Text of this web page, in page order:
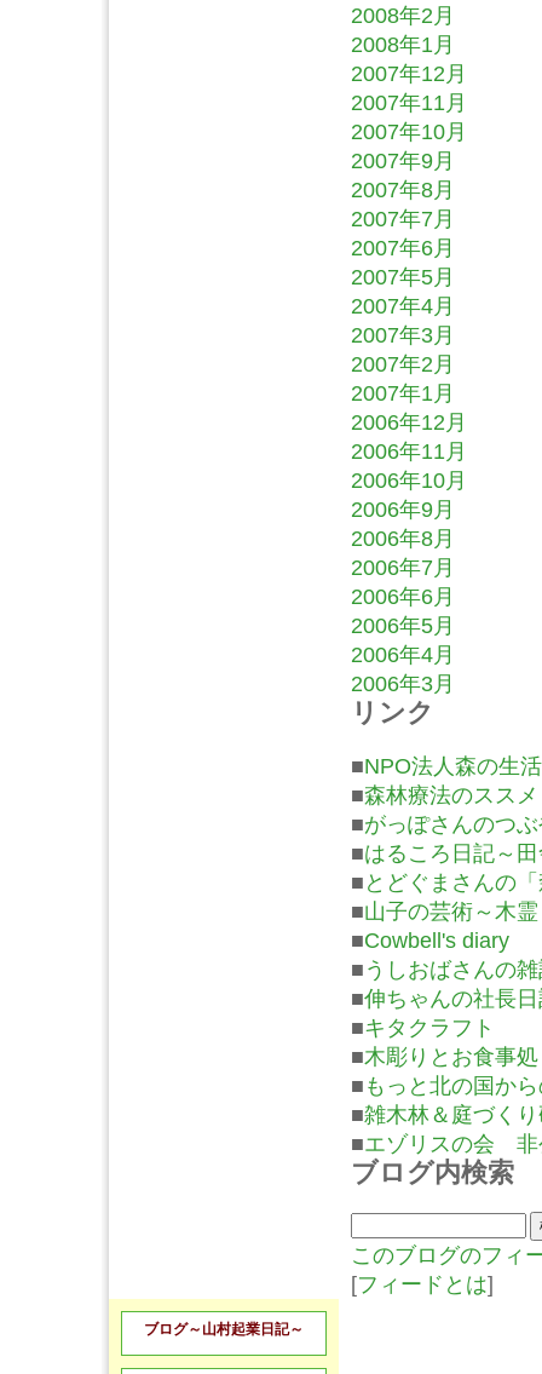
2008年2月
2008年1月
2007年12月
2007年11月
2007年10月
2007年9月
2007年8月
2007年7月
2007年6月
2007年5月
2007年4月
2007年3月
2007年2月
2007年1月
2006年12月
2006年11月
2006年10月
2006年9月
2006年8月
2006年7月
2006年6月
2006年5月
2006年4月
2006年3月
リンク
■NPO法人森の生活
■森林療法のススメ
■がっぽさんのつ
■はるころ日記～
■ とどぐまさんの
■山子の芸術～木
■Cowbell's diary
■ うしおばさんの
■伸ちゃんの社長
■キタクラフト
■木彫りとお食事
■ もっと北の国か
■雑木林＆庭づく
■エゾリスの会 非
ブログ内検索
このブログのフィ
[フィードとは]
ブログ～山村起業日記～